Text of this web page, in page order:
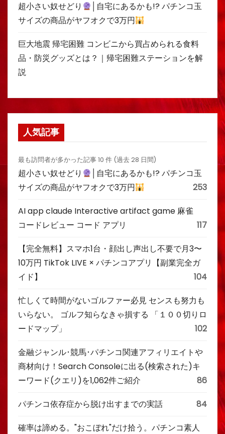
超小さい奴せどり
│自宅にあるかも!? パチンコ玉
サイズの商品がヤフオクで3万円
巨大地震 帰宅困難 コンビニから買占められる食料
品・防災グッズとは？｜帰宅困難ステーションを解
説
人気記事
最も訪問者が多かった記事 10 件 (過去 28 日間)
超小さい奴せどり
│自宅にあるかも!? パチンコ玉
サイズの商品がヤフオクで3万円
253
AI app claude Interactive artifact game 麻雀
コードレビュー コード アプリ
117
【完全無料】スマホ1台・顔出し声出し不要で月3〜
10万円 TikTok LIVE × パチンコアプリ【副業完全ガ
イド】
104
忙しくて時間がないゴルファー必見 センスも努力も
いらない。 ゴルフ知らなきゃ損する 「１００切りロ
ードマップ」
102
金融ジャンル･競馬･パチンコ関連アフィリエイトや
商材向け！Search Consoleに出る(検索された)キ
ーワード(クエリ)を1,062件ご紹介
86
パチンコ依存症から脱け出すまでの実話 84
確率は諦める。"おこぼれ"だけ拾う。パチンコ素人